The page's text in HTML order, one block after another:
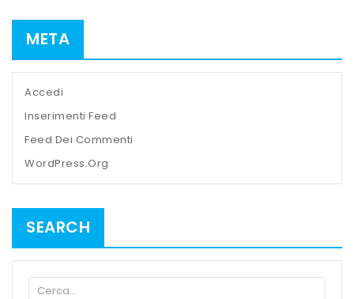
META
Accedi
Inserimenti Feed
Feed Dei Commenti
WordPress.org
SEARCH